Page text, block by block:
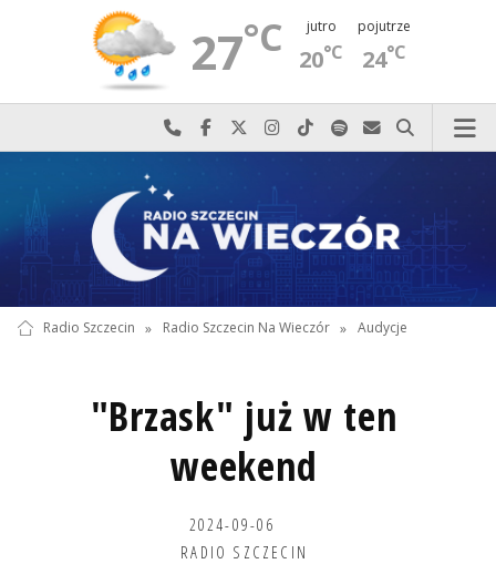
27°C jutro
20°C
pojutrze
24°C
Najlepiej po prostu do nas zadzwoń
Odwiedź nas na Facebook-u
Odwiedź nas na X
Odwiedź nas na Instagram-ie
Odwiedź nas na TikTok-u
Szukaj nas na Spotify
Wyślij do nas
Szukaj
Radio Szczecin » Radio Szczecin Na Wieczór » Audycje
"Brzask" już w ten
weekend
2024-09-06
RADIO SZCZECIN